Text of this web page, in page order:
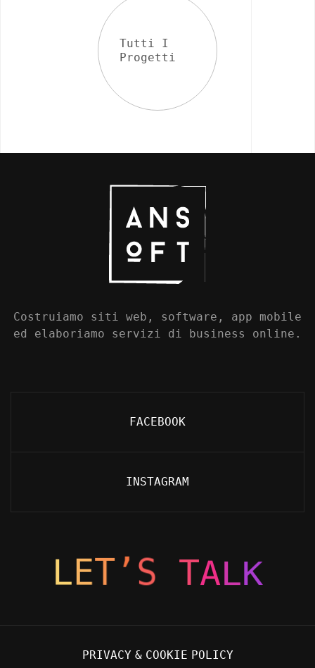
Tutti I
Progetti
Costruiamo siti web, software, app mobile
ed elaboriamo servizi di business online.
FACEBOOK
INSTAGRAM
LET ’ S TALK
PRIVACY & COOKI E PO LICY